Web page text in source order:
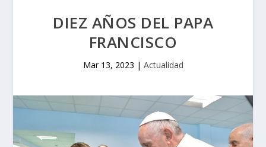
DIEZ AÑOS DEL PAPA
FRANCISCO
Mar 13, 2023 | Actualidad